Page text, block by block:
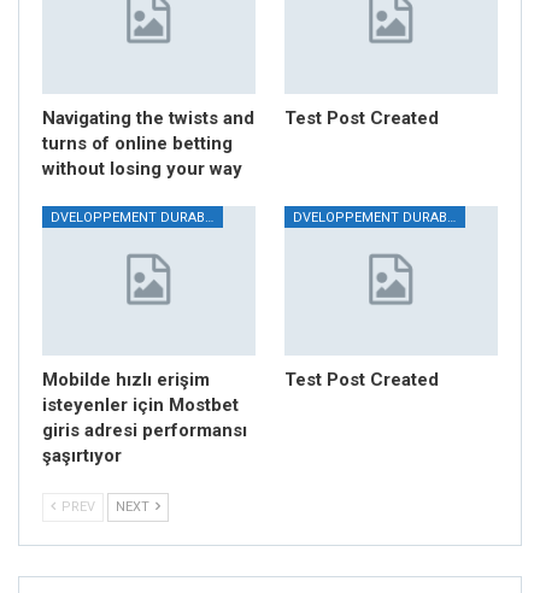
Navigating the twists and
turns of online betting
without losing your way
Test Post Created
DVELOPPEMENT DURABLE
Mobilde hızlı erişim
isteyenler için Mostbet
giris adresi performansı
şaşırtıyor
DVELOPPEMENT DURABLE
Test Post Created
PREV NEXT